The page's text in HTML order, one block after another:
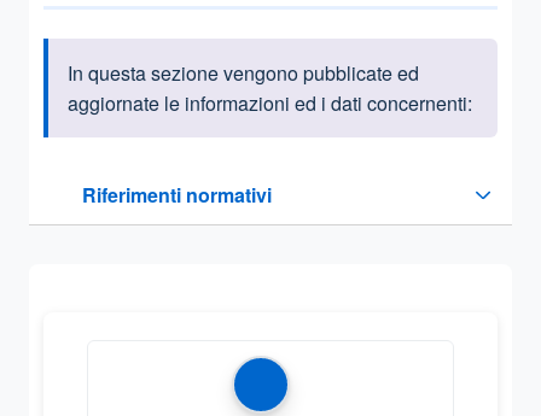
Informazioni introduttive
In questa sezione vengono pubblicate ed
aggiornate le informazioni ed i dati concernenti:
Riferimenti normativi
Sezione compressa